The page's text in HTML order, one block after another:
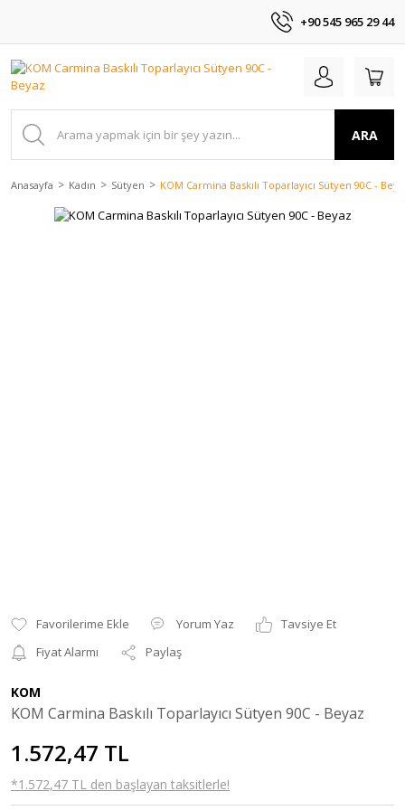
+90 545 965 29 44
ARA
Anasayfa Kadın Sütyen KOM Carmina Baskılı Toparlayıcı Sütyen 90C -
Yorum Yaz
Tavsiye Et
Fiyat Alarmı
Paylaş
KOM
KOM Carmina Baskılı Toparlayıcı Sütyen 90C - Beyaz
1.572,47 TL
*1.572,47 TL den başlayan taksitlerle!